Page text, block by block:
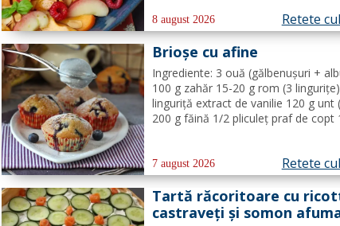
de utilizare. Se taie piersicile,
și caisele în felii subțiri. Stoarceți
și...
8 august 2026 Retete
Brioșe cu afine
Ingrediente: 3 ouă (gălbenușuri +
100 g zahăr 15-20 g rom (3
linguriță extract de vanilie 120 g unt
200 g făină 1/2 pliculeț praf de copt
Se adaugă untul topit, făina și praful
7 august 2026 Retete
Tartă răcoritoare cu
castraveți și somon